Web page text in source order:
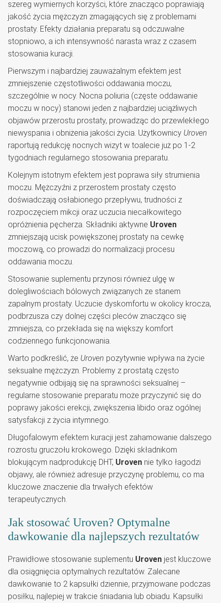
szereg wymiernych korzyści, które znacząco poprawiają
jakość życia mężczyzn zmagających się z problemami
prostaty. Efekty działania preparatu są odczuwalne
stopniowo, a ich intensywność narasta wraz z czasem
stosowania kuracji.
Pierwszym i najbardziej zauważalnym efektem jest
zmniejszenie częstotliwości oddawania moczu,
szczególnie w nocy. Nocna poliuria (częste oddawanie
moczu w nocy) stanowi jeden z najbardziej uciążliwych
objawów przerostu prostaty, prowadząc do przewlekłego
niewyspania i obniżenia jakości życia. Użytkownicy Uroven
raportują redukcję nocnych wizyt w toalecie już po 1-2
tygodniach regularnego stosowania preparatu.
Kolejnym istotnym efektem jest poprawa siły strumienia
moczu. Mężczyźni z przerostem prostaty często
doświadczają osłabionego przepływu, trudności z
rozpoczęciem mikcji oraz uczucia niecałkowitego
opróżnienia pęcherza. Składniki aktywne Uroven
zmniejszają ucisk powiększonej prostaty na cewkę
moczową, co prowadzi do normalizacji procesu
oddawania moczu.
Stosowanie suplementu przynosi również ulgę w
dolegliwościach bólowych związanych ze stanem
zapalnym prostaty. Uczucie dyskomfortu w okolicy krocza,
podbrzusza czy dolnej części pleców znacząco się
zmniejsza, co przekłada się na większy komfort
codziennego funkcjonowania.
Warto podkreślić, że Uroven pozytywnie wpływa na życie
seksualne mężczyzn. Problemy z prostatą często
negatywnie odbijają się na sprawności seksualnej –
regularne stosowanie preparatu może przyczynić się do
poprawy jakości erekcji, zwiększenia libido oraz ogólnej
satysfakcji z życia intymnego.
Długofalowym efektem kuracji jest zahamowanie dalszego
rozrostu gruczołu krokowego. Dzięki składnikom
blokującym nadprodukcję DHT, Uroven nie tylko łagodzi
objawy, ale również adresuje przyczynę problemu, co ma
kluczowe znaczenie dla trwałych efektów
terapeutycznych.
Jak stosować Uroven? Optymalne
dawkowanie dla najlepszych rezultatów
Prawidłowe stosowanie suplementu Uroven jest kluczowe
dla osiągnięcia optymalnych rezultatów. Zalecane
dawkowanie to 2 kapsułki dziennie, przyjmowane podczas
posiłku, najlepiej w trakcie śniadania lub obiadu. Kapsułki